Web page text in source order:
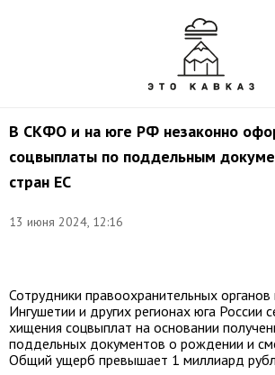
В СКФО и на юге РФ незаконно
соцвыплаты по поддельным
стран ЕС
13 июня 2024, 12:16
с
Сотрудники правоохранительных органов
Ингушетии и других регионах юга России
хищения соцвыплат на основании
поддельных документов о рождении и
Общий ущерб превышает 1 миллиард